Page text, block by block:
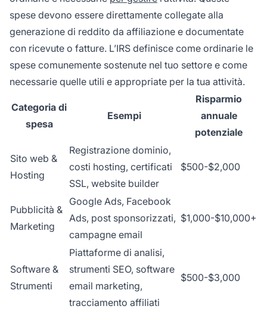
spese devono essere direttamente collegate alla
generazione di reddito da affiliazione e documentate
con ricevute o fatture. L’IRS definisce come ordinarie le
spese comunemente sostenute nel tuo settore e come
necessarie quelle utili e appropriate per la tua attività.
Categoria di
spesa
Esempi
Risparmio
annuale
potenziale
Sito web &
Hosting
Registrazione dominio,
costi hosting, certificati
SSL, website builder
$500-$2,000
Pubblicità &
Marketing
Google Ads, Facebook
Ads, post sponsorizzati,
campagne email
$1,000-$10,000+
Software &
Strumenti
Piattaforme di analisi,
strumenti SEO, software
email marketing,
tracciamento affiliati
$500-$3,000